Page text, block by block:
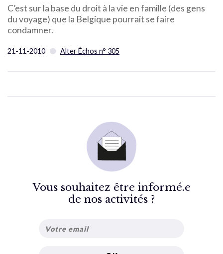
C’est sur la base du droit à la vie en famille (des gens
du voyage) que la Belgique pourrait se faire
condamner.
21-11-2010 Alter Échos n° 305
Vous souhaitez être informé.e
de nos activités ?